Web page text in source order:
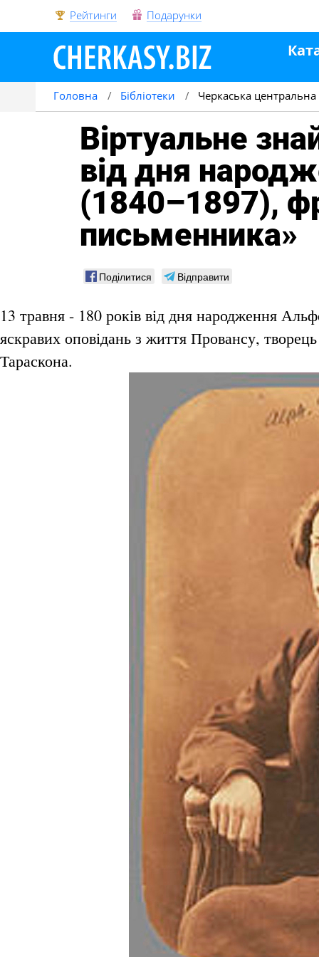
Рейтинги Подарунки
Головна Бібліотеки Черкаська центральна
Віртуальне
від дня
(1840–1897),
письменника»
Поділитися Відправити
13 травня - 180 років від дня народження
яскравих оповідань з життя Провансу,
Тараскона.